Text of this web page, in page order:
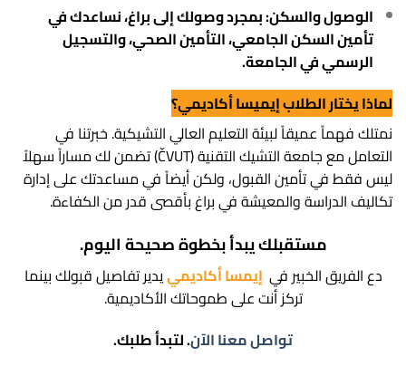
الوصول والسكن:بمجرد وصولك إلى براغ، نساعدك في
تأمين السكن الجامعي، التأمين الصحي، والتسجيل
الرسمي في الجامعة.
لماذا يختار الطلاب إيميسا أكاديمي؟
نمتلك فهماً عميقاً لبيئة التعليم العالي التشيكية. خبرتنا في
التعامل مع جامعة التشيك التقنية (ČVUT) تضمن لك مساراً سهلاً
ليس فقط في تأمين القبول، ولكن أيضاً في مساعدتك على إدارة
تكاليف الدراسة والمعيشة في براغ بأقصى قدر من الكفاءة.
مستقبلك يبدأ بخطوة صحيحة اليوم.
دع الفريق الخبير في إيمسا أكاديمييدير تفاصيل قبولك بينما
تركز أنت على طموحاتك الأكاديمية.
تواصل معنا الآن. لتبدأ طلبك.